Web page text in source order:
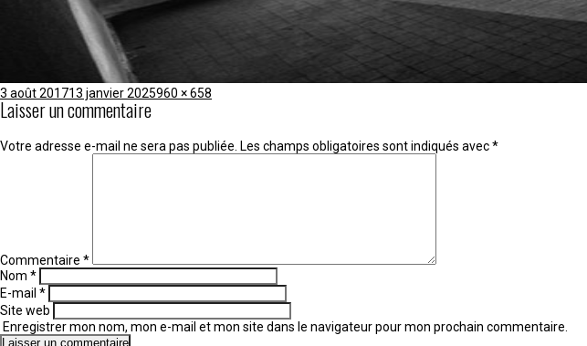
Publié
le
3 août 201713 janvier 2025Taille
960 × 658
Laisser un commentaire
Votre adresse e-mail ne sera pas publiée. Les champs obligatoires sont indiqués avec*
Commentaire *
Nom *
E-mail *
Site web
Enregistrer mon nom, mon e-mail et mon site dans le navigateur pour mon prochain commentaire.